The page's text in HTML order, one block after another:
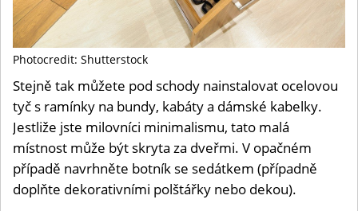
Photocredit: Shutterstock
Stejně tak můžete pod schody nainstalovat ocelovou
tyč s ramínky na bundy, kabáty a dámské kabelky.
Jestliže jste milovníci minimalismu, tato malá
místnost může být skryta za dveřmi. V opačném
případě navrhněte botník se sedátkem (případně
doplňte dekorativními polštářky nebo dekou).